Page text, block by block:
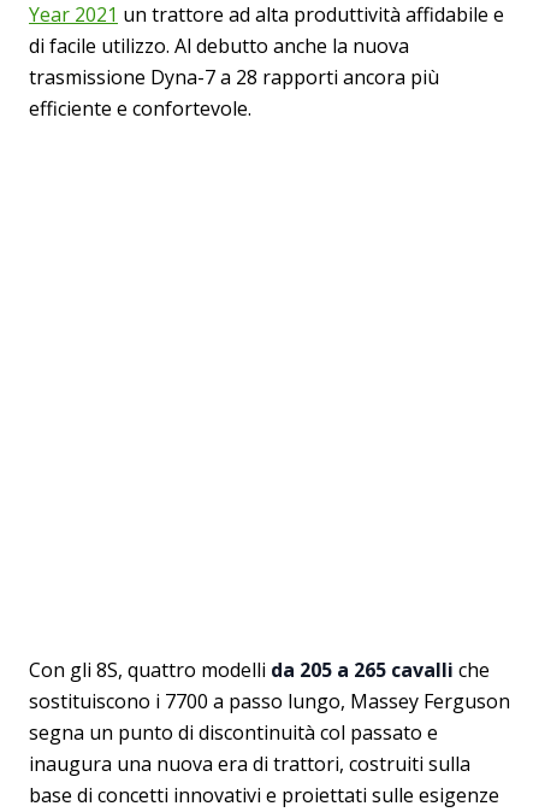
Year 2021 un trattore ad alta produttività affidabile e
di facile utilizzo. Al debutto anche la nuova
trasmissione Dyna-7 a 28 rapporti ancora più
efficiente e confortevole.
Con gli 8S, quattro modelli da 205 a 265 cavalli che
sostituiscono i 7700 a passo lungo, Massey Ferguson
segna un punto di discontinuità col passato e
inaugura una nuova era di trattori, costruiti sulla
base di concetti innovativi e proiettati sulle esigenze